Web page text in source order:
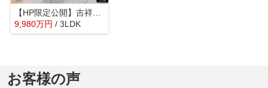
【HP限定公開】吉祥寺パインクレスト
9,980万円 / 3LDK
お客様の声